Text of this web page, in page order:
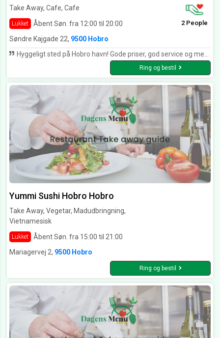
Take Away, Cafe, Cafe
Lukket Åbent Søn. fra 12:00 til 20:00 2 People
Søndre Kajgade 22, 9500 Hobro
Hyggeligt sted på Hobro havn! Gode priser, god service og meget for pengene.
Ring og bestil
Yummi Sushi Hobro Hobro
Take Away, Vegetar, Madudbringning,
Vietnamesisk
Lukket
Åbent Søn. fra 15:00 til 21:00
Mariagervej 2, 9500 Hobro
Ring og bestil